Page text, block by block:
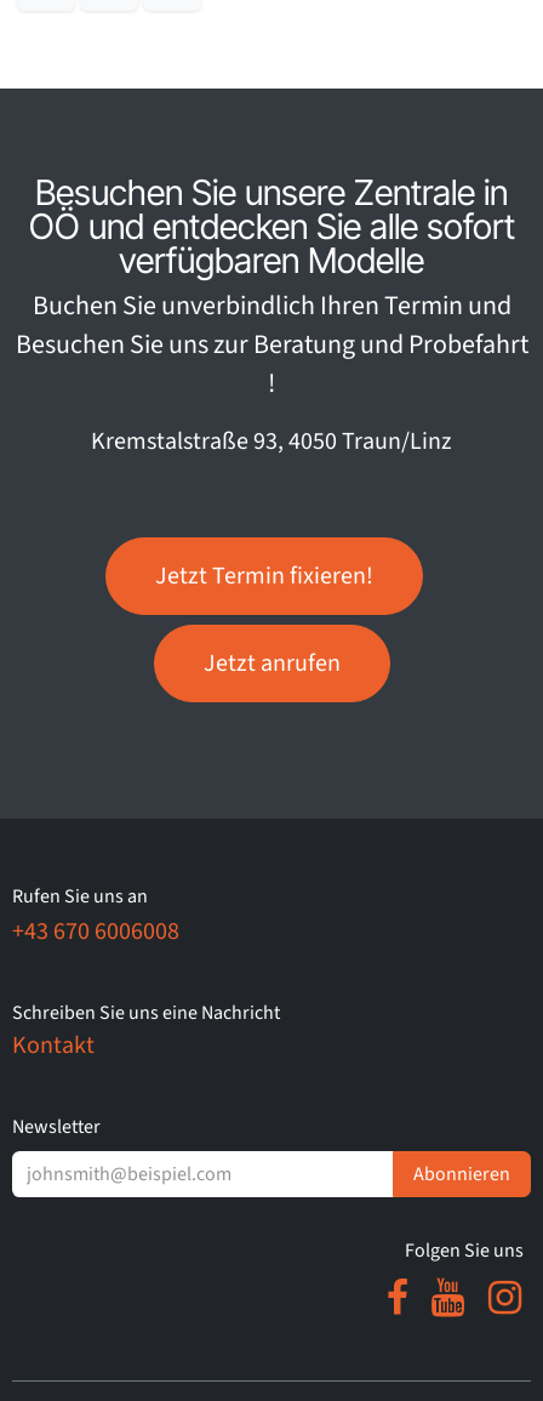
Besuchen Sie unsere Zentrale in
OÖ und entdecken Sie alle sofort
verfügbaren Modelle
Buchen Sie unverbindlich Ihren Termin und
Besuchen Sie uns zur Beratung und Probefahrt
!
Kremstalstraße 93, 4050 Traun/Linz
Jetzt Termin fixieren!
Jetzt anrufen
Rufen Sie uns an
+43 670 6006008
Schreiben Sie uns eine Nachricht
Kontakt
Newsletter
Abonnieren
Folgen Sie uns